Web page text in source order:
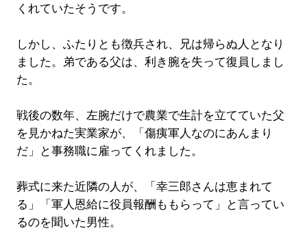
くれていたそうです。
しかし、ふたりとも徴兵され、兄は帰らぬ人となり
ました。弟である父は、利き腕を失って復員しまし
た。
戦後の数年、左腕だけで農業で生計を立てていた父
を見かねた実業家が、「傷痍軍人なのにあんまり
だ」と事務職に雇ってくれました。
葬式に来た近隣の人が、「幸三郎さんは恵まれて
る」「軍人恩給に役員報酬ももらって」と言ってい
るのを聞いた男性。